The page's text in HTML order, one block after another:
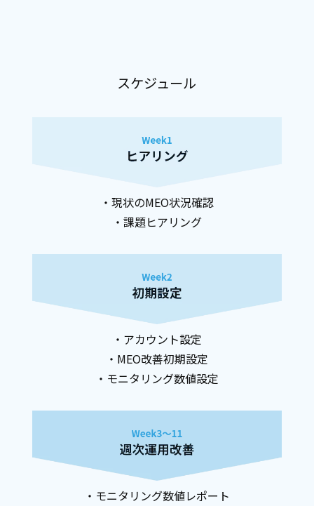
スケジュール
・現状のMEO状況確認
・課題ヒアリング
・アカウント設定
・MEO改善初期設定
・モニタリング数値設定
・モニタリング数値レポート